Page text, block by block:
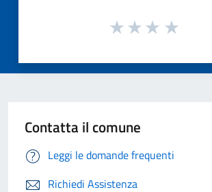
Contatta il comune
Leggi le domande frequenti
Richiedi Assistenza